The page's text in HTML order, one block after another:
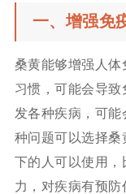
一、增强免
桑黄能够增强人
习惯，可能会导致
发各种疾病，可
种问题可以选择
下的人可以使用
力，对疾病有预防